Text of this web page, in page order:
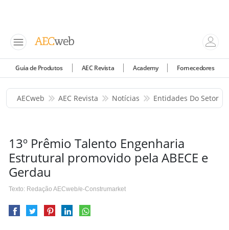
Guia de Produtos AEC Revista Academy Fornecedores
AECweb AEC Revista Notícias Entidades Do Setor
13º Prêmio Talento Engenharia
Estrutural promovido pela ABECE e
Gerdau
Texto: Redação AECweb/e-Construmarket